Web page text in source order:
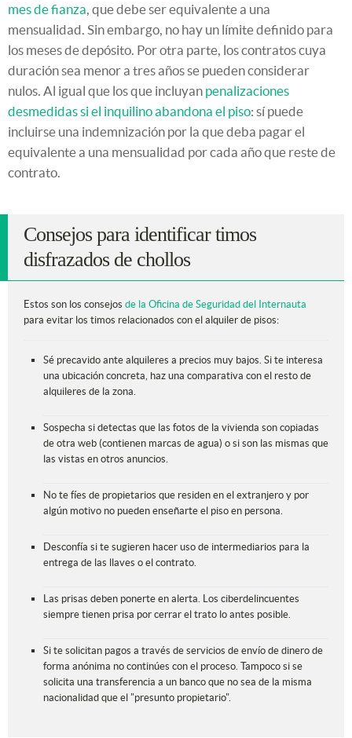
mes de fianza , que debe ser equivalente a una
mensualidad. Sin embargo, no hay un límite definido para
los meses de depósito. Por otra parte, los contratos cuya
duración sea menor a tres años se pueden considerar
nulos. Al igual que los que incluyan penalizaciones
desmedidas si el inquilino abandona el piso: sí puede
incluirse una indemnización por la que deba pagar el
equivalente a una mensualidad por cada año que reste de
contrato.
Consejos para identificar timos
disfrazados de chollos
Estos son los consejos de la Oficina de Seguridad del Internauta
para evitar los timos relacionados con el alquiler de pisos:
Sé precavido ante alquileres a precios muy bajos. Si te interesa
una ubicación concreta, haz una comparativa con el resto de
alquileres de la zona.
Sospecha si detectas que las fotos de la vivienda son copiadas
de otra web (contienen marcas de agua) o si son las mismas que
las vistas en otros anuncios.
No te fíes de propietarios que residen en el extranjero y por
algún motivo no pueden enseñarte el piso en persona.
Desconfía si te sugieren hacer uso de intermediarios para la
entrega de las llaves o el contrato.
Las prisas deben ponerte en alerta. Los ciberdelincuentes
siempre tienen prisa por cerrar el trato lo antes posible.
Si te solicitan pagos a través de servicios de envío de dinero de
forma anónima no continúes con el proceso. Tampoco si se
solicita una transferencia a un banco que no sea de la misma
nacionalidad que el "presunto propietario".